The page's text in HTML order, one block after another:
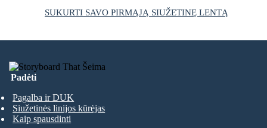
SUKURTI SAVO PIRMĄJĄ SIUŽETINĘ LENTĄ
Padėti
Pagalba ir DUK
Siužetinės linijos kūrėjas
Kaip spausdinti